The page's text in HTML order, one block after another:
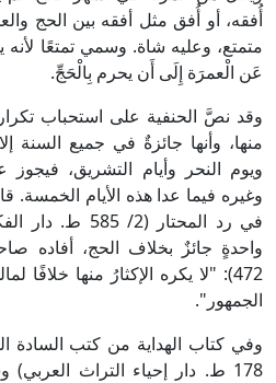
أُفقه، أو أُفق مثل أفقه بين الحج
متمتع، وعليه شاة. وسمي تمتعًا لأنه
عَن الْعمرَة إِلَى أَن يحرم بِالْحَجِّ.
وقد نصَّ الحنفية على استحباب تكرار
منها، وأنها جائزةٌ في جميع
ويوم النحر وأيام التشريق، فيجوز
وغيره فيما عدا هذه الأيام الخمسة.
في رد المحتار
472): "لا يكره الإكثارُ منها
الجمهور".
178 ط. دار إحياء التراث